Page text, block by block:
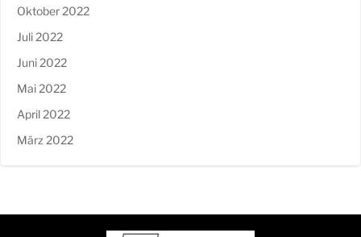
Oktober 2022
Juli 2022
Juni 2022
Mai 2022
April 2022
März 2022